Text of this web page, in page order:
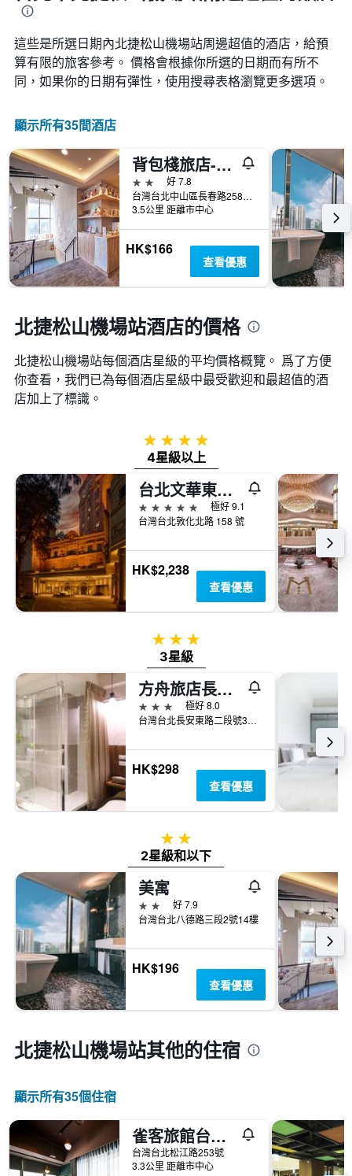
這些是所選日期內北捷松山機場站​周邊超值的​酒店，給預
算有限的旅客參考。 價格會根據你所選的日期而有所不
同，如果你的日期有彈性，使用搜尋表格瀏覽更多選項。
顯示所有35間酒店
背包棧旅店-台北長春館
2星級
好 7.8
台灣台北中山區長春路258巷6號2樓
3.5公里 距離市中心
HK$166
查看優惠
北捷松山機場站酒店的價格
北捷松山機場站​每個酒店星級的平均價格概覽。 爲了方便
你查看，我們已為每個酒店星級中最受歡迎和最超值的酒
店加上了標識。
4星級
4星級以上
台北文華東方酒店
5星級
極好 9.1
台灣台北敦化北路 158 號
HK$2,238
查看優惠
3星級
3星級
方舟旅店長安館
3星級
極好 8.0
台灣台北長安東路二段號3樓、10樓、11樓
HK$298
查看優惠
2星級
2星級和以下
美寓
2星級
好 7.9
台灣台北八德路三段2號14樓
HK$196
查看優惠
北捷松山機場站​其他的住宿
顯示所有35​個住宿
雀客旅館台北松江
台灣台北松江路253號
3.3公里 距離市中心